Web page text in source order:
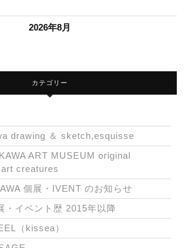
2026年8月
カテゴリー
drawing ＆ sketch,esquisse
ART MUSEUM original
creatures
個展・IVENT のお知らせ
・イベント歴 2015年以降
（kissea）